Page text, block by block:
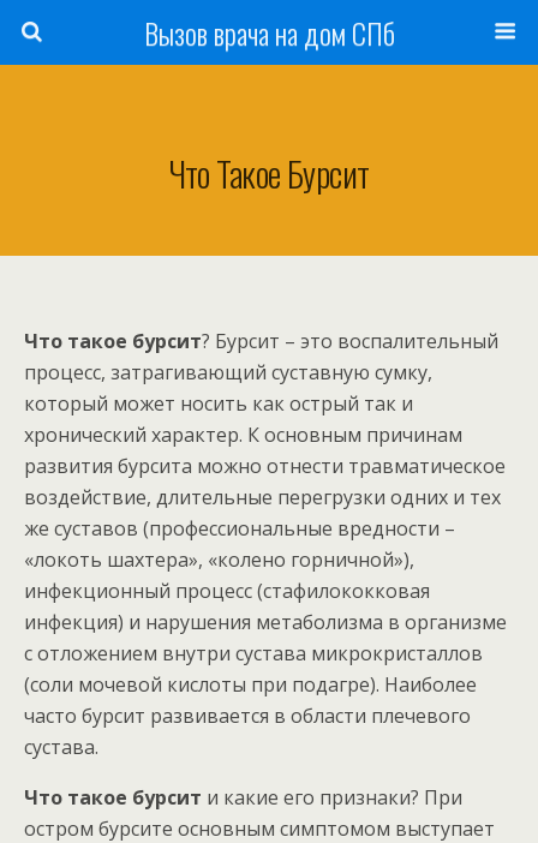
Вызов врача на дом СПб
Что Такое Бурсит
Что такое бурсит? Бурсит – это воспалительный
процесс, затрагивающий суставную сумку,
который может носить как острый так и
хронический характер. К основным причинам
развития бурсита можно отнести травматическое
воздействие, длительные перегрузки одних и тех
же суставов (профессиональные вредности –
«локоть шахтера», «колено горничной»),
инфекционный процесс (стафилококковая
инфекция) и нарушения метаболизма в организме
с отложением внутри сустава микрокристаллов
(соли мочевой кислоты при подагре). Наиболее
часто бурсит развивается в области плечевого
сустава.
Что такое бурсит и какие его признаки? При
остром бурсите основным симптомом выступает